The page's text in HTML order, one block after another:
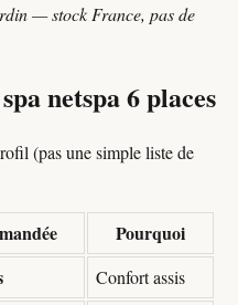
— stock France, pas de
netspa 6 places
(pas une simple liste de
Pourquoi
Confort assis